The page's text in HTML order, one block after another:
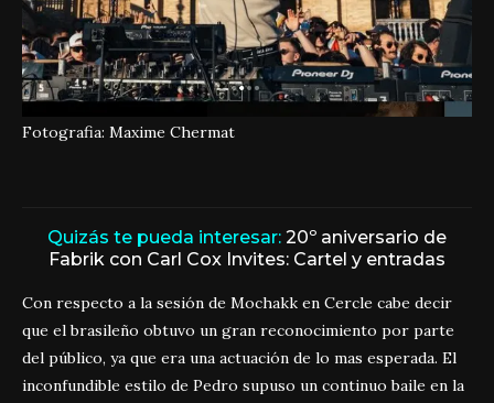
Fotografia: Maxime Chermat
Quizás te pueda interesar: 20º aniversario de
Fabrik con Carl Cox Invites: Cartel y entradas
Con respecto a la sesión de Mochakk en Cercle cabe decir
que el brasileño obtuvo un gran reconocimiento por parte
del público, ya que era una actuación de lo mas esperada. El
inconfundible estilo de Pedro supuso un continuo baile en la